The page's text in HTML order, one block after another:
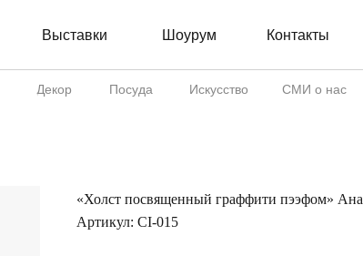
Выставки Шоурум Контакты
Искусство СМИ о нас
Посуда
Декор
«Холст посвященный граффити пээфом»
Артикул: CI-015